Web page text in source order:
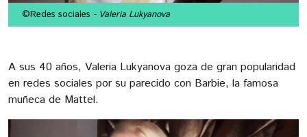
©Redes sociales - Valeria Lukyanova
A sus 40 años, Valeria Lukyanova goza de gran popularidad
en redes sociales por su parecido con Barbie, la famosa
muñeca de Mattel.